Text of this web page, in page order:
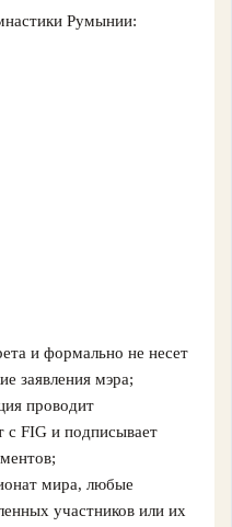
Румынии:
и формально не несет
заявления мэра;
проводит
с FIG и подписывает
мира, любые
участников или их